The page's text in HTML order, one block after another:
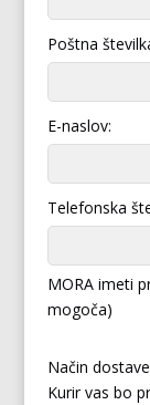
Poštna
E-naslov:
Telefonska
MORA imeti
mogoča)
Način
Kurir vas bo